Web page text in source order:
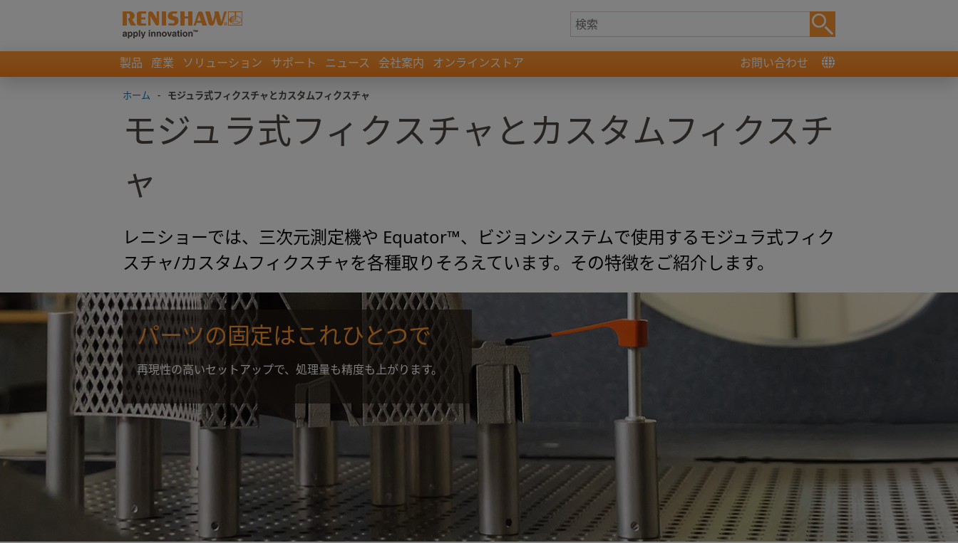
製品 産業 ソリューション サポート ニュース 会社案内 オンラインストア お問い合わせ
ホーム - モジュラ式フィクスチャとカスタムフィクスチャ
モジュラ式フィクスチャとカスタムフィクスチ
ャ
レニショーでは、三次元測定機や Equator™、ビジョンシステムで使用するモジュラ式フィク
スチャ/カスタムフィクスチャを各種取りそろえています。その特徴をご紹介します。
パーツの固定はこれひとつで
再現性の高いセットアップで、処理量も精度も上がります。